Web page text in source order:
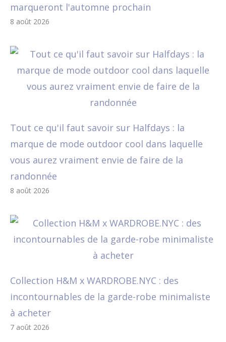
marqueront l'automne prochain
8 août 2026
Tout ce qu'il faut savoir sur Halfdays : la
marque de mode outdoor cool dans laquelle
vous aurez vraiment envie de faire de la
randonnée
8 août 2026
Collection H&M x WARDROBE.NYC : des
incontournables de la garde-robe minimaliste
à acheter
7 août 2026